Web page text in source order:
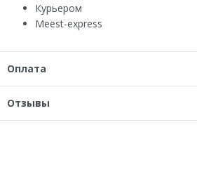
Курьером
Мeest-express
Оплата
Отзывы